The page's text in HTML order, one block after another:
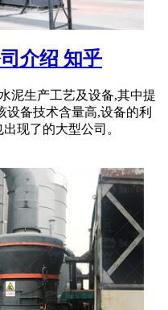
介绍 知乎
泥生产工艺及设备,其中提
设备技术含量高,设备的利
现了的大型公司。